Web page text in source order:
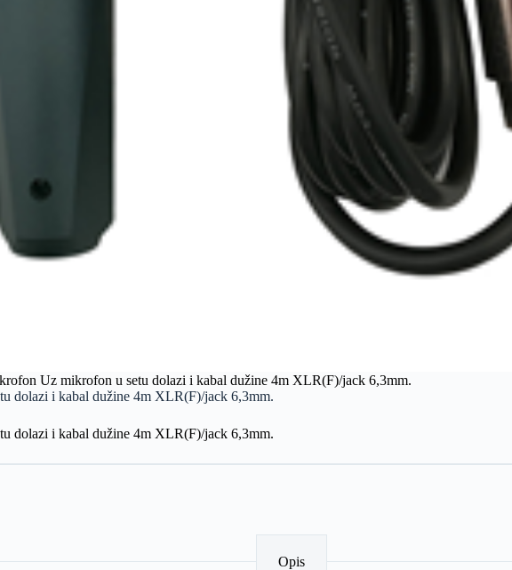
Uz mikrofon u setu dolazi i kabal dužine 4m XLR(F)/jack 6,3mm.
dolazi i kabal dužine 4m XLR(F)/jack 6,3mm.
dolazi i kabal dužine 4m XLR(F)/jack 6,3mm.
Opis